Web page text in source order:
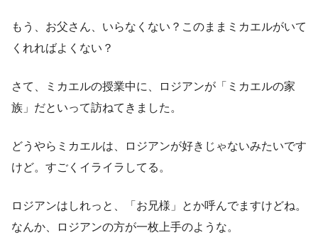
もう、お父さん、いらなくない？このままミカエルがいて
くれればよくない？
さて、ミカエルの授業中に、ロジアンが「ミカエルの家
族」だといって訪ねてきました。
どうやらミカエルは、ロジアンが好きじゃないみたいです
けど。すごくイライラしてる。
ロジアンはしれっと、「お兄様」とか呼んでますけどね。
なんか、ロジアンの方が一枚上手のような。